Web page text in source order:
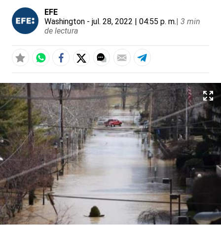
EFE
Washington - jul. 28, 2022 | 04:55 p. m.| 3 min
de lectura